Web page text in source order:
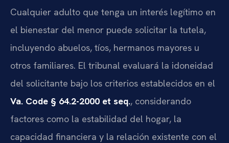
Cualquier adulto que tenga un interés legítimo en
el bienestar del menor puede solicitar la tutela,
incluyendo abuelos, tíos, hermanos mayores u
otros familiares. El tribunal evaluará la idoneidad
del solicitante bajo los criterios establecidos en el
Va. Code § 64.2-2000 et seq., considerando
factores como la estabilidad del hogar, la
capacidad financiera y la relación existente con el